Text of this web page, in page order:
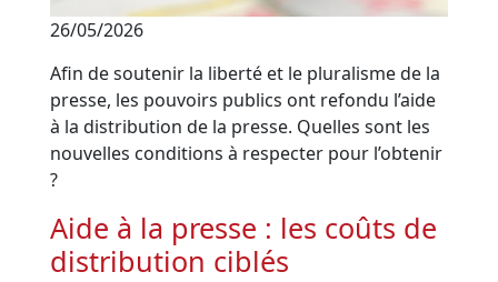
26/05/2026
Afin de soutenir la liberté et le pluralisme de la
presse, les pouvoirs publics ont refondu l’aide
à la distribution de la presse. Quelles sont les
nouvelles conditions à respecter pour l’obtenir
?
Aide à la presse : les coûts de
distribution ciblés